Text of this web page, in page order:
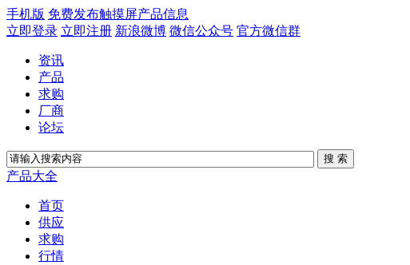
手机版 免费发布触摸屏产品信息
立即登录 立即注册 新浪微博 微信公众号 官方微信群
资讯
产品
求购
厂商
论坛
产品大全
首页
供应
求购
行情